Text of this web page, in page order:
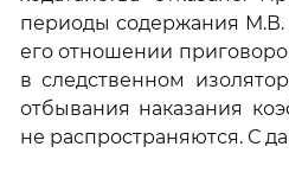
периоды содержания М.В.
его отношении
в следственном
отбывания наказания
не распространяются. С